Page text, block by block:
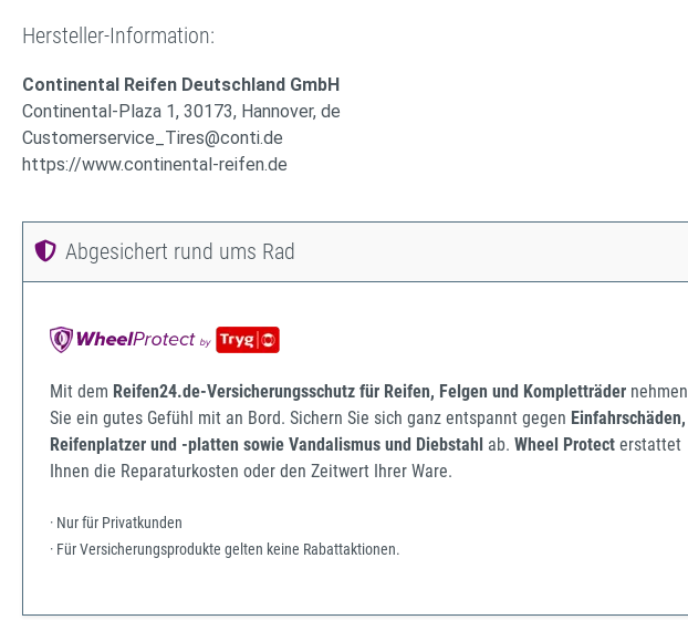
Hersteller-Information:
Continental Reifen Deutschland GmbH
Continental-Plaza 1, 30173, Hannover, de
Customerservice_Tires@conti.de
https://www.continental-reifen.de
Abgesichert rund ums Rad
Mit dem Reifen24.de-Versicherungsschutz für Reifen, Felgen und Kompletträder nehmen
Sie ein gutes Gefühl mit an Bord. Sichern Sie sich ganz entspannt gegen Einfahrschäden,
Reifenplatzer und -platten sowie Vandalismus und Diebstahl ab. Wheel Protect erstattet
Ihnen die Reparaturkosten oder den Zeitwert Ihrer Ware.
· Nur für Privatkunden
· Für Versicherungsprodukte gelten keine Rabattaktionen.